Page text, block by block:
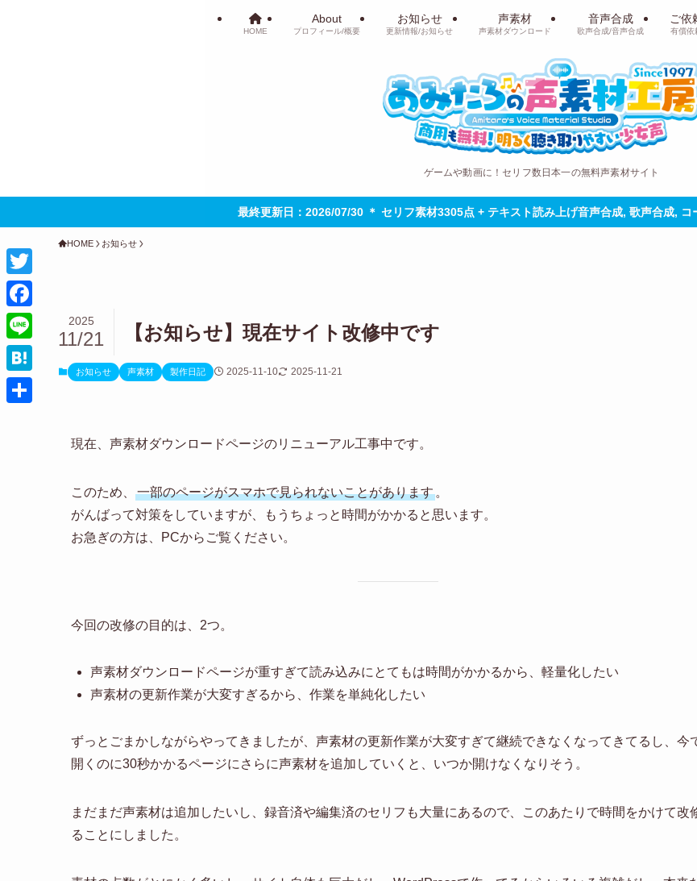
ゲームや動画に！セリフ数日本一の無料声素材サイト
HOME
About
プロフィール/概要
お知らせ
更新情報/お知らせ
声素材
声素材ダウンロード
音声合成
歌声合成/音声合成
ご依
有償依
最終更新日：2026/07/30 ＊ セリフ素材3305点 + テキスト読み上げ音声合成, 歌声合成,
HOME お知らせ
【お知らせ】現在サイト改修中です
2025
11/21
お知らせ 声素材 製作日記 2025-11-10 2025-11-21
現在、声素材ダウンロードページのリニューアル工事中です。
このため、 一部のページがスマホで見られないことがあります 。
がんばって対策をしていますが、もうちょっと時間がかかると思います。
お急ぎの方は、PCからご覧ください。
今回の改修の目的は、2つ。
声素材ダウンロードページが重すぎて読み込みにとてもは時間がかかるから、軽量化したい
声素材の更新作業が大変すぎるから、作業を単純化したい
ずっとごまかしながらやってきましたが、声素材の更新作業が大変すぎて継続できなくなってきてるし、今
開くのに30秒かかるページにさらに声素材を追加していくと、いつか開けなくなりそう。
まだまだ声素材は追加したいし、録音済や編集済のセリフも大量にあるので、このあたりで時間をかけて改
ることにしました。
T
w
i
F
a
c
e
L
i
n
H